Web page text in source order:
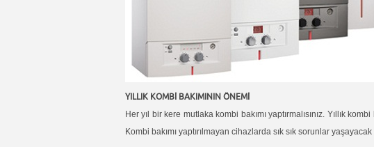
YILLIK KOMBİ BAKIMININ ÖNEMİ
Her yıl bir kere mutlaka kombi bakımı yaptırmalısınız. Yıllık
Kombi bakımı yaptırılmayan cihazlarda sık sık sorunlar